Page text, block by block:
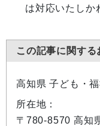
は対応いたしか
この記事に関する
高知県 子ども・
所在地：
〒780-8570 高知